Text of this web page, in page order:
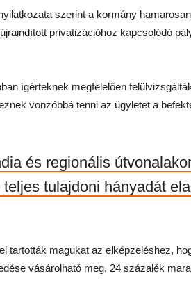
szerint a kormány
privatizációhoz kapcsolódó
ígérteknek megfelelően
vonzóbbá tenni az ügyletet a
és regionális
tulajdoni hányadát
tartották magukat az elképzeléshez,
vásárolható meg, 24 százalék